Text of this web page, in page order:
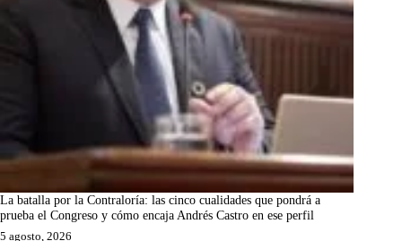
La batalla por la Contraloría: las cinco cualidades que pondrá a
prueba el Congreso y cómo encaja Andrés Castro en ese perfil
5 agosto, 2026